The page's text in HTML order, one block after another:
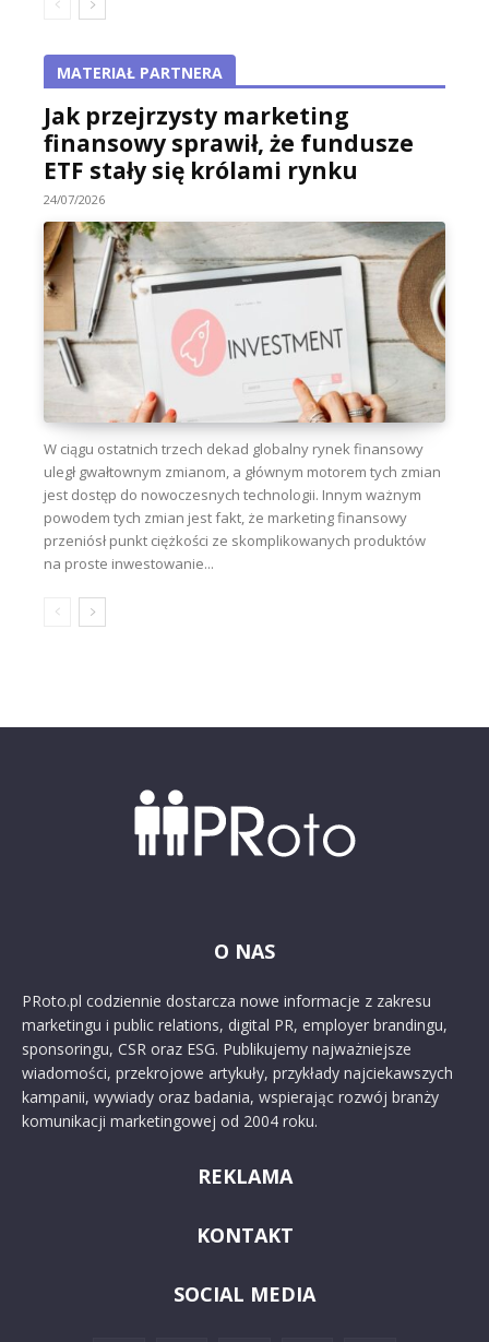
MATERIAŁ PARTNERA
Jak przejrzysty marketing
finansowy sprawił, że fundusze
ETF stały się królami rynku
24/07/2026
W ciągu ostatnich trzech dekad globalny rynek finansowy
uległ gwałtownym zmianom, a głównym motorem tych zmian
jest dostęp do nowoczesnych technologii. Innym ważnym
powodem tych zmian jest fakt, że marketing finansowy
przeniósł punkt ciężkości ze skomplikowanych produktów
na proste inwestowanie...
O NAS
PRoto.pl codziennie dostarcza nowe informacje z zakresu
marketingu i public relations, digital PR, employer brandingu,
sponsoringu, CSR oraz ESG. Publikujemy najważniejsze
wiadomości, przekrojowe artykuły, przykłady najciekawszych
kampanii, wywiady oraz badania, wspierając rozwój branży
komunikacji marketingowej od 2004 roku.
REKLAMA
KONTAKT
SOCIAL MEDIA